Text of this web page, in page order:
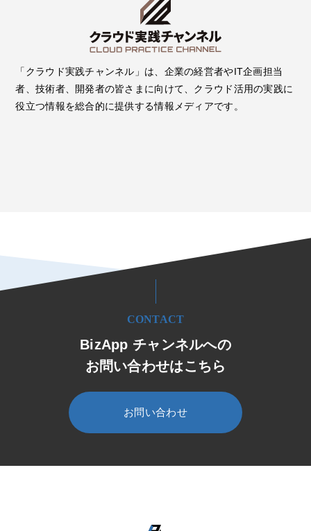
「クラウド実践チャンネル」は、企業の経営者やIT企画担当
者、技術者、開発者の皆さまに向けて、クラウド活用の実践に
役立つ情報を総合的に提供する情報メディアです。
CONTACT
BizApp チャンネルへの
お問い合わせはこちら
お問い合わせ